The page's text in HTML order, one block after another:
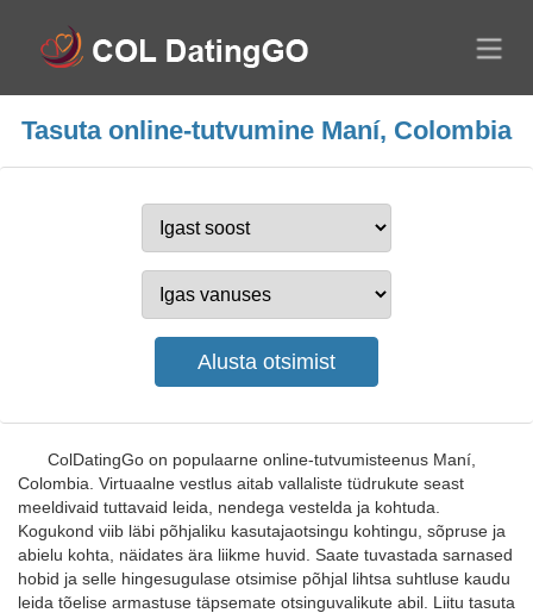
Tasuta online-tutvumine Maní, Colombia
ColDatingGo on populaarne online-tutvumisteenus Maní,
Colombia. Virtuaalne vestlus aitab vallaliste tüdrukute seast
meeldivaid tuttavaid leida, nendega vestelda ja kohtuda.
Kogukond viib läbi põhjaliku kasutajaotsingu kohtingu, sõpruse ja
abielu kohta, näidates ära liikme huvid. Saate tuvastada sarnased
hobid ja selle hingesugulase otsimise põhjal lihtsa suhtluse kaudu
leida tõelise armastuse täpsemate otsinguvalikute abil. Liitu tasuta